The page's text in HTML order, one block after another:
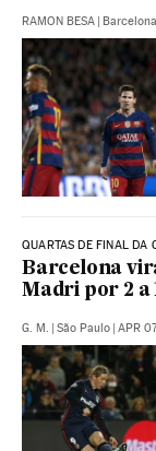
RAMON BESA Barcelona
QUARTAS DE FINAL DA
Barcelona
Madri por 2 a
G. M. São Paulo APR